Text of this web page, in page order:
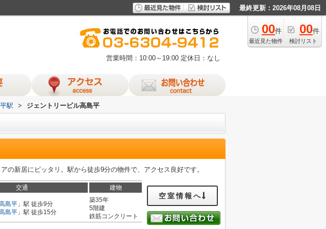
最終更新：2026年08月08日
00件
最近見た物件
00件
検討リスト
営業時間：10:00～19:00 定休日：なし
駅 > ジェントリービル高島平
の新居にピッタリ。駅から徒歩9分の物件で、アクセス良好です。
交通 建物
島平 」駅 徒歩9分
島平 」駅 徒歩15分
築35年
5階建
鉄筋コンクリート
空室情報へ